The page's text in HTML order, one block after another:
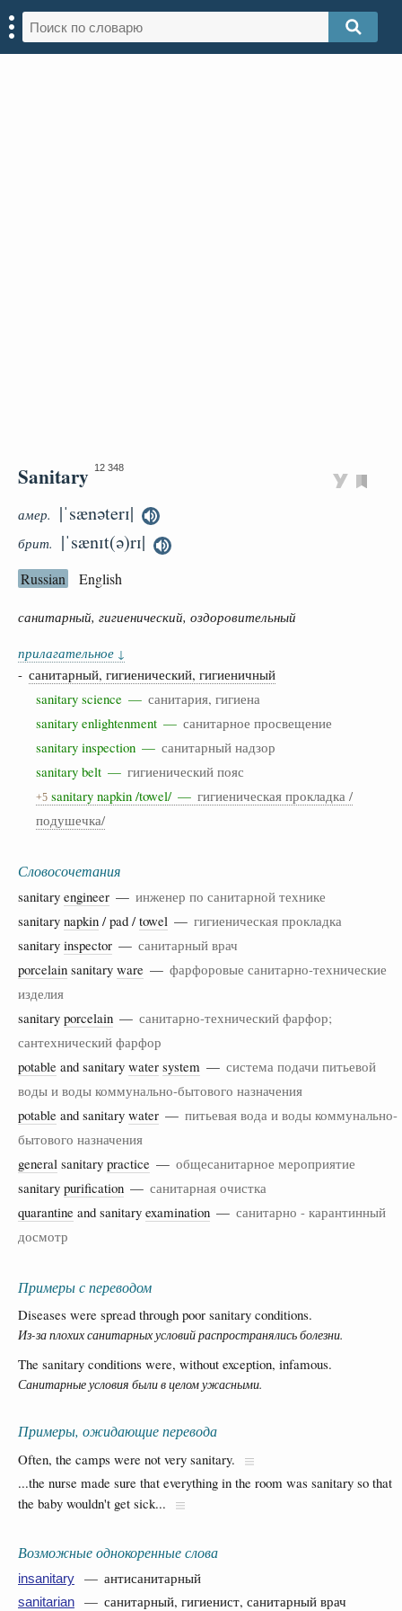
Sanitary 12 348
амер. |ˈsænəterɪ|
брит. |ˈsænɪt(ə)rɪ|
Russian English
санитарный, гигиенический, оздоровительный
прилагательное ↓
- санитарный, гигиенический, гигиеничный
sanitary science — санитария, гигиена
sanitary enlightenment — санитарное просвещение
sanitary inspection — санитарный надзор
sanitary belt — гигиенический пояс
+5 sanitary napkin /towel/ — гигиеническая прокладка /
подушечка/
Словосочетания
sanitary engineer — инженер по санитарной технике
sanitary napkin / pad / towel — гигиеническая прокладка
sanitary inspector — санитарный врач
porcelain sanitary ware — фарфоровые санитарно-технические
изделия
sanitary porcelain — санитарно-технический фарфор;
сантехнический фарфор
potable and sanitary water system — система подачи питьевой
воды и воды коммунально-бытового назначения
potable and sanitary water — питьевая вода и воды коммунально-
бытового назначения
general sanitary practice — общесанитарное мероприятие
sanitary purification — санитарная очистка
quarantine and sanitary examination — санитарно - карантинный
досмотр
Примеры с переводом
Diseases were spread through poor sanitary conditions.
Из-за плохих санитарных условий распространялись болезни.
The sanitary conditions were, without exception, infamous.
Санитарные условия были в целом ужасными.
Примеры, ожидающие перевода
Often, the camps were not very sanitary.
...the nurse made sure that everything in the room was sanitary so that
the baby wouldn't get sick...
Возможные однокоренные слова
insanitary — антисанитарный
sanitarian — санитарный, гигиенист, санитарный врач